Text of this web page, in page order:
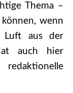
Thema –
wenn
Luft aus der
auch hier